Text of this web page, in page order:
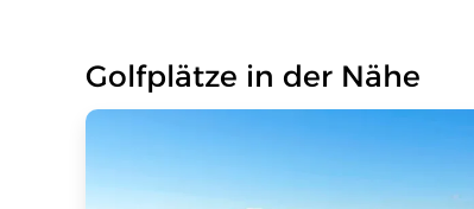
Golfplätze in der Nähe